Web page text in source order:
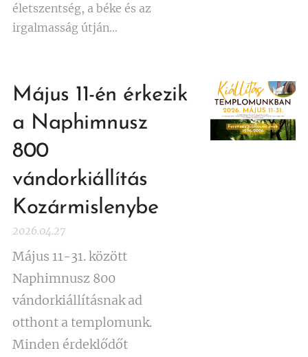
életszentség, a béke és az
irgalmasság útján...
Május 11-én érkezik
a Naphimnusz
800
vándorkiállítás
Kozármislenybe
2026.04.27
Május 11-31. között
Naphimnusz 800
vándorkiállításnak ad
otthont a templomunk.
Minden érdeklődőt